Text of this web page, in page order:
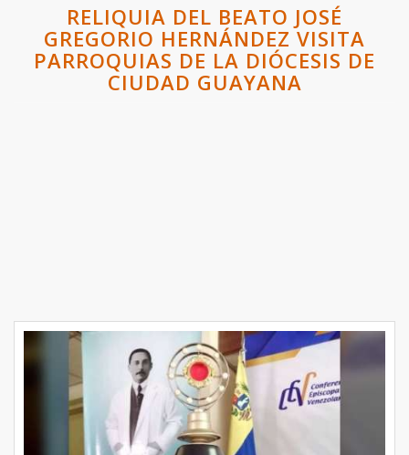
RELIQUIA DEL BEATO JOSÉ
GREGORIO HERNÁNDEZ VISITA
PARROQUIAS DE LA DIÓCESIS DE
CIUDAD GUAYANA